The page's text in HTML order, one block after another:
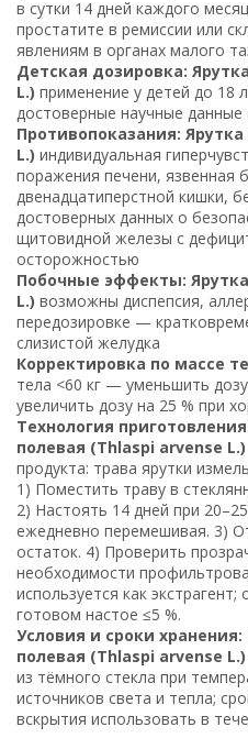
в сутки 14 дней каждого
простатите в ремиссии или
явлениям в органах малого
Детская дозировка:
L.) применение у детей до 18
достоверные научные данные
Противопоказания:
L.) индивидуальная
поражения печени, язвенная
двенадцатиперстной кишки,
достоверных данных о
щитовидной железы с
осторожностью
Побочные эффекты:
L.) возможны диспепсия,
передозировке —
слизистой желудка
Корректировка по массе
тела <60 кг — уменьшить
увеличить дозу на 25 % при
Технология
полевая (Thlaspi arvense L.)
продукта: трава ярутки
1) Поместить траву в
2) Настоять 14 дней при
ежедневно перемешивая. 3)
остаток. 4) Проверить
необходимости
используется как
готовом настое ≤5 %.
Условия и сроки
полевая (Thlaspi arvense L.)
из тёмного стекла при
источников света и тепла;
вскрытия использовать в